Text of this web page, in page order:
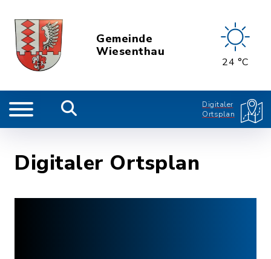
Gemeinde
Wiesenthau
24 °C
Digitaler
Ortsplan
Digitaler Ortsplan